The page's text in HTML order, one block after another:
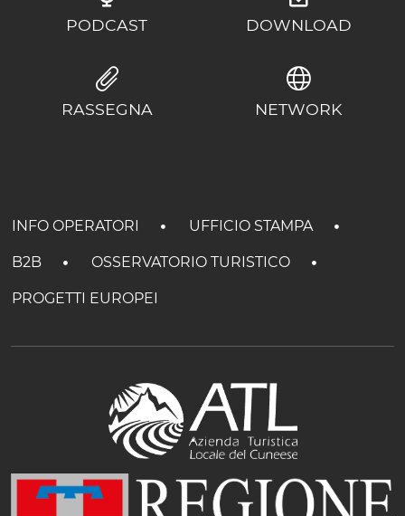
PODCAST DOWNLOAD
RASSEGNA NETWORK
INFO OPERATORI UFFICIO STAMPA
B2B OSSERVATORIO TURISTICO
PROGETTI EUROPEI